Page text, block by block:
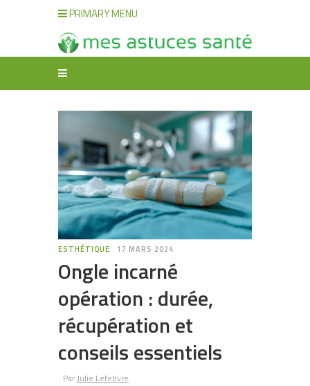
PRIMARY MENU
ESTHÉTIQUE 17 MARS 2024
Ongle incarné
opération : durée,
récupération et
conseils essentiels
Par Julie Lefebvre